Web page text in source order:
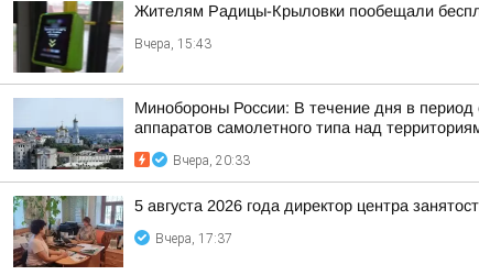
Жителям Радицы-Крыловки пообещали
Вчера, 15:43
Минобороны России: В течение дня в
аппаратов самолетного типа над
Вчера, 20:33
5 августа 2026 года директор центра
Вчера, 17:37